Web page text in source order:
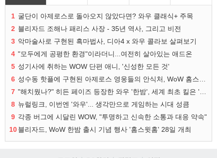
1 굴단이 아제로스로 돌아오지 않았다면? 와우 클래식+ 주목
2 블리자드 조해나 패리스 사장 - 35년 역사, 그리고 비전
3 악마술사로 구현된 흑마법사, 디아4 x 와우 콜라보 살펴보기
4 "모두에게 공평한 환경"이라더니...여전히 살아있는 애드온
5 성기사에 취하는 WOW 단편 애니, '신성한 모든 것'
6
7
8 뉴럴링크, 이번엔 '와우'... 생각만으로 게임하는 시대 성큼
9 각종 버그에 시달린 WOW, "투명하고 신속한 소통과 대응 약속"
10블리자드, WoW 한밤 출시 기념 행사 '홈스윗홈' 28일 개최